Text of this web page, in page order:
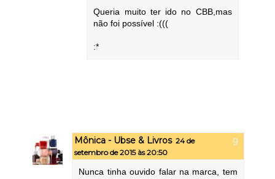
Queria muito ter ido no CBB,mas
não foi possível :(((
:*
Mônica - Ubse & Livros 24 de
setembro de 2015 às 20:50
Nunca tinha ouvido falar na marca, tem